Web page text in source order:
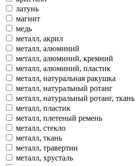
латунь
магнит
медь
металл, акрил
металл, алюминий
металл, алюминий, кремний
металл, алюминий, пластик
металл, натуральная ракушка
металл, натуральный ротанг
металл, натуральный ротанг, ткань
металл, пластик
металл, плетеный ремень
металл, стекло
металл, ткань
металл, травертин
металл, хрусталь